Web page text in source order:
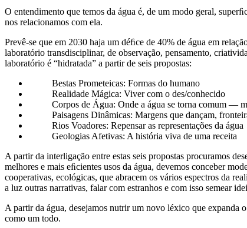
O entendimento que temos da água é, de um modo geral,
nos relacionamos com ela.
Prevê-se que em 2030 haja um déﬁce de 40% de água em
laboratório transdisciplinar, de observação, pensamento,
laboratório é “hidratada” a partir de seis propostas:
Bestas Prometeicas: Formas do humano
Realidade Mágica: Viver com o des/conhecido
Corpos de Água: Onde a água se torna comum —
Paisagens Dinâmicas: Margens que dançam,
Rios Voadores: Repensar as representações da água
Geologias Afetivas: A história viva de uma receita
A partir da interligação entre estas seis propostas procuramos
melhores e mais eﬁcientes usos da água, devemos conceber
cooperativas, ecológicas, que abracem os vários espectros da
a luz outras narrativas, falar com estranhos e com isso semear
A partir da água, desejamos nutrir um novo léxico que expanda
como um todo.